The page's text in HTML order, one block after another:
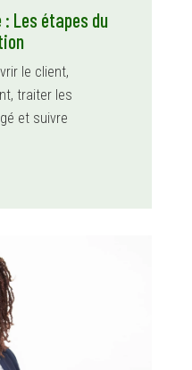
: Les étapes du
le client,
traiter les
et suivre